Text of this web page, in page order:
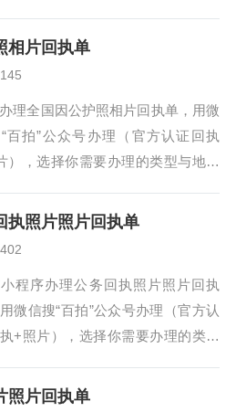
择手机里面的寸照进行办理。第...
第一、打开微信搜索“百拍”公众号，
（一定不要选择错误了），首页可
与搜索。第三、点击“开始拍摄”按
线拍摄一张照片进行办理，需要用
头拍摄，也可以选择手机里面的
相片回执单
理全国因公护照相片回执单，用微
百拍”公众号办理（官方认证回执
），选择你需要办理的类型与地区
索“百拍”公众号，然后关注就可以办
误了），首页可以选择与搜索。第
击“开始拍摄”按钮，在线拍摄一张
行办理，需要用后摄像头拍摄，也
择手机里面的寸照进行办理。第
执照片照片回执单
程序办理公务回执照片照片回执
微信搜“百拍”公众号办理（官方认
+照片），选择你需要办理的类型
信搜索“百拍”公众号，然后关注就
照片回执单